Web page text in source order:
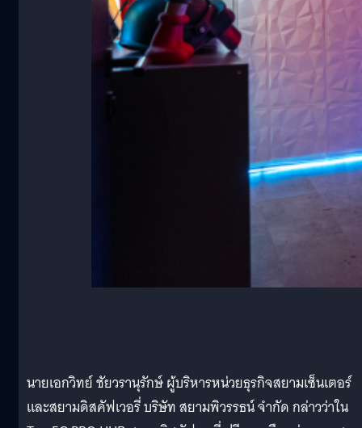
นายเอกวิทย์ ชัยวรานุรักษ์ ผู้บริหารหน่วยธุรกิจสยามเซ็นเตอร์
และสยามดิสคัฟเวอรี่ บริษัท สยามพิวรรธน์ จำกัด กล่าวว่าใน